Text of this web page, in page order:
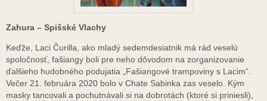
Zahura – Spišské Vlachy
Keďže, Laci Čurilla, ako mladý sedemdesiatnik má rád veselú
spoločnosť, fašiangy boli pre neho dôvodom na zorganizovanie
ďalšieho hudobného podujatia „Fašiangové trampoviny s Lacim“.
Večer 21. februára 2020 bolo v Chate Sabinka zas veselo. Kým
masky tancovali a pochutnávali si na dobrotách (ktoré si priniesli),